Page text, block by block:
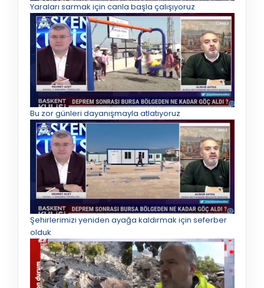
Yaraları sarmak için canla başla çalışıyoruz
Bu zor günleri dayanışmayla atlatıyoruz
Şehirlerimizi yeniden ayağa kaldırmak için seferber
olduk